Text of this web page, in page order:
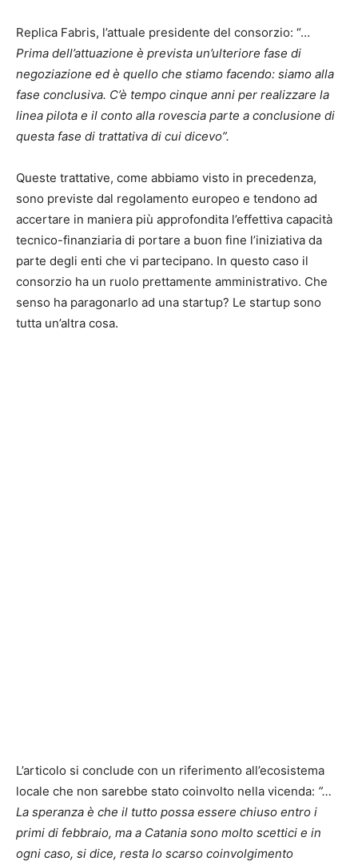
Replica Fabris, l’attuale presidente del consorzio: “…
Prima dell’attuazione è prevista un’ulteriore fase di
negoziazione ed è quello che stiamo facendo: siamo alla
fase conclusiva. C’è tempo cinque anni per realizzare la
linea pilota e il conto alla rovescia parte a conclusione di
questa fase di trattativa di cui dicevo”.
Queste trattative, come abbiamo visto in precedenza,
sono previste dal regolamento europeo e tendono ad
accertare in maniera più approfondita l’effettiva capacità
tecnico-finanziaria di portare a buon fine l’iniziativa da
parte degli enti che vi partecipano. In questo caso il
consorzio ha un ruolo prettamente amministrativo. Che
senso ha paragonarlo ad una startup? Le startup sono
tutta un’altra cosa.
L’articolo si conclude con un riferimento all’ecosistema
locale che non sarebbe stato coinvolto nella vicenda: ”…
La speranza è che il tutto possa essere chiuso entro i
primi di febbraio, ma a Catania sono molto scettici e in
ogni caso, si dice, resta lo scarso coinvolgimento